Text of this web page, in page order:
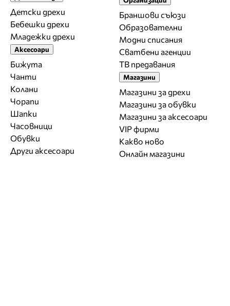
Детски дрехи
Бебешки дрехи
Младежки дрехи
Аксесоари
Бижута
Чанти
Колани
Чорапи
Шапки
Часовници
Обувки
Други аксесоари
Браншови съюзи
Образователни
Модни списания
Сватбени агенции
ТВ предавания
Магазини
Магазини за дрехи
Магазини за обувки
Магазини за aксесоари
VIP фирми
Какво ново
Онлайн магазини